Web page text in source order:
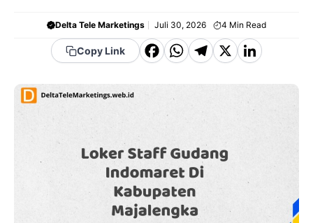
Delta Tele Marketings Juli 30, 2026 4 Min Read
Copy Link
F
e
b
o
o
k
W
a
t
s
A
p
p
T
g
r
a
m
X Li
k
e